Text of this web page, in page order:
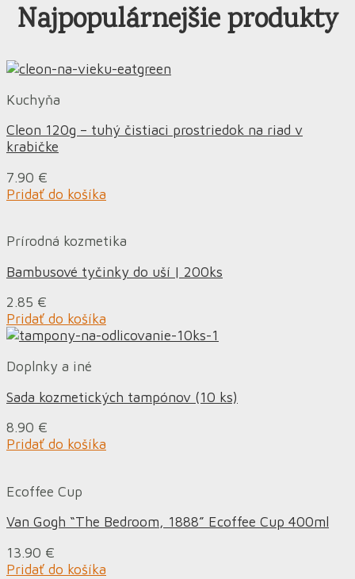
Najpopulárnejšie produkty
Kuchyňa
Cleon 120g – tuhý čistiaci prostriedok na riad v
krabičke
7.90 €
Pridať do košíka
Prírodná kozmetika
Bambusové tyčinky do uší | 200ks
2.85 €
Pridať do košíka
Doplnky a iné
Sada kozmetických tampónov (10 ks)
8.90 €
Pridať do košíka
Ecoffee Cup
Van Gogh “The Bedroom, 1888” Ecoffee Cup 400ml
13.90 €
Pridať do košíka